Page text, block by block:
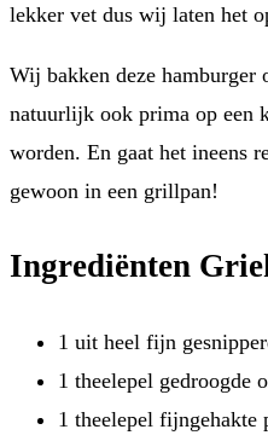
lekker vet dus wij laten het
Wij bakken deze hamburger
natuurlijk ook prima op een
worden. En gaat het ineens
gewoon in een grillpan!
Ingrediënten
1 uit heel fijn
1 theelepel gedroogde
1 theelepel fijngehakte